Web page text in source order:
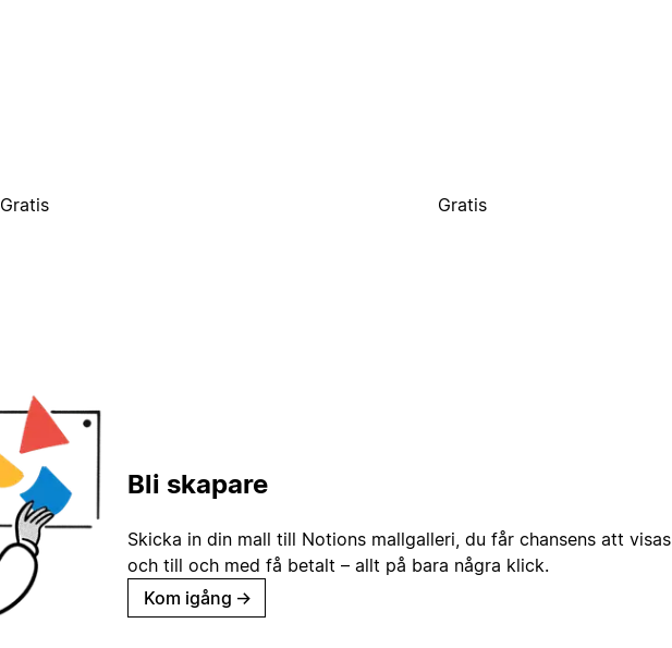
Gratis Gratis
Bli skapare
Skicka in din mall till Notions mallgalleri, du får chansens att visas
och till och med få betalt – allt på bara några klick.
Kom igång →